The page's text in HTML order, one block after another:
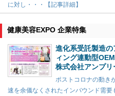
に対し・・・【記事詳細】
健康美容EXPO 企業特集
進化系受託製造
ィング連動型OEM
株式会社アンプリ
ポストコロナの動き
速を余儀なくされたインバウンド需